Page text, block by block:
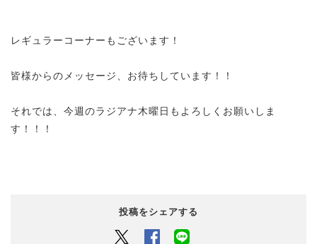
レギュラーコーナーもございます！
皆様からのメッセージ、お待ちしています！！
それでは、今週のラジアナ木曜日もよろしくお願いしま
す！！！
投稿をシェアする
Twitter Facebook